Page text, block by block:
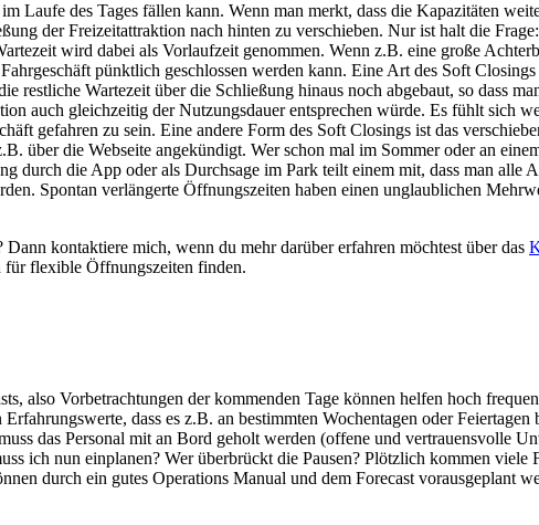
des Tages fällen kann. Wenn man merkt, dass die Kapazitäten
der Freizeitattraktion nach hinten zu verschieben. Nur ist halt die
wird dabei als Vorlaufzeit genommen. Wenn z.B. eine große
pünktlich geschlossen werden kann. Eine Art des Soft
restliche Wartezeit über die Schließung hinaus noch abgebaut, so dass
auch gleichzeitig der Nutzungsdauer entsprechen würde. Es fühlt sich
gefahren zu sein. Eine andere Form des Soft Closings ist das
über die Webseite angekündigt. Wer schon mal im Sommer oder an
durch die App oder als Durchsage im Park teilt einem mit, dass man alle
Spontan verlängerte Öffnungszeiten haben einen unglaublichen
kontaktiere mich, wenn du mehr darüber erfahren möchtest über das
flexible Öffnungszeiten finden.
also Vorbetrachtungen der kommenden Tage können helfen hoch
dass es z.B. an bestimmten Wochentagen oder
das Personal mit an Bord geholt werden (offene und vertrauensvolle
ich nun einplanen? Wer überbrückt die Pausen? Plötzlich kommen
durch ein gutes Operations Manual und dem Forecast vorausgeplant